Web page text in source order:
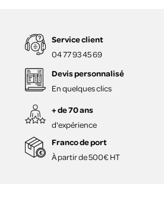
Service client
04 77 93 45 69
Devis personnalisé
En quelques clics
+ de 70 ans
d'expérience
Franco de port
À partir de 500€ HT